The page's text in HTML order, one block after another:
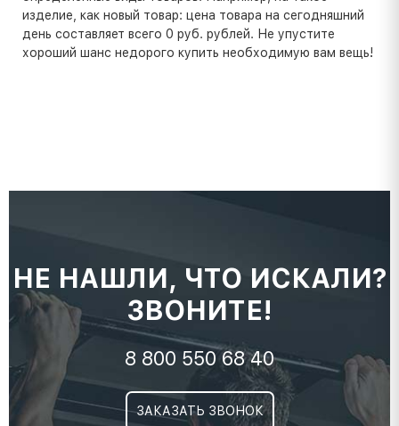
изделие, как новый товар: цена товара на сегодняшний
день составляет всего 0 руб. рублей. Не упустите
хороший шанс недорого купить необходимую вам вещь!
НЕ НАШЛИ, ЧТО ИСКАЛИ?
ЗВОНИТЕ!
8 800 550 68 40
ЗАКАЗАТЬ ЗВОНОК